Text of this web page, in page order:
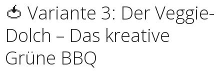
🍅 Variante 3: Der Veggie-
Dolch – Das kreative
Grüne BBQ